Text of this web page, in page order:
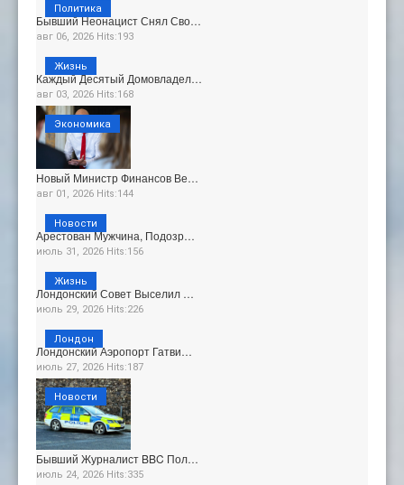
Бывший Неонацист Снял Сво…
авг 06, 2026 Hits:193
Политика
Каждый Десятый Домовладел…
авг 03, 2026 Hits:168
Жизнь
Новый Министр Финансов Ве…
авг 01, 2026 Hits:144
Экономика
Арестован Мужчина, Подозр…
июль 31, 2026 Hits:156
Новости
Лондонский Совет Выселил …
июль 29, 2026 Hits:226
Жизнь
Лондонский Аэропорт Гатви…
июль 27, 2026 Hits:187
Лондон
Бывший Журналист BBC Пол…
июль 24, 2026 Hits:335
Новости